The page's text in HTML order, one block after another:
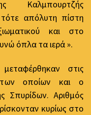
Καλμπουρτζής
απόλυτη πίστη
και στο
όπλα τα ιερά ».
στις
των οποίων και ο
Σπυρίδων. Αριθμός
κυρίως στο